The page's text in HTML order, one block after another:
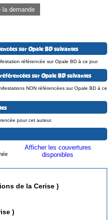
la demande
sur Opale BD suivantes
référencée sur Opale BD à ce jour.
sur Opale BD suivantes
NON référencées sur Opale BD à ce
pour cet auteur.
Afficher les couvertures
disponibles
Fenouilh ( Editions de la Cerise )
)